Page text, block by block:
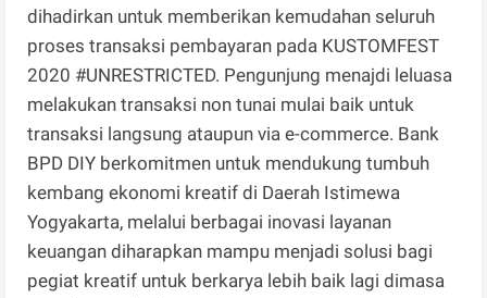
dihadirkan untuk memberikan kemudahan seluruh
proses transaksi pembayaran pada KUSTOMFEST
2020 #UNRESTRICTED. Pengunjung menajdi leluasa
melakukan transaksi non tunai mulai baik untuk
transaksi langsung ataupun via e-commerce. Bank
BPD DIY berkomitmen untuk mendukung tumbuh
kembang ekonomi kreatif di Daerah Istimewa
Yogyakarta, melalui berbagai inovasi layanan
keuangan diharapkan mampu menjadi solusi bagi
pegiat kreatif untuk berkarya lebih baik lagi dimasa